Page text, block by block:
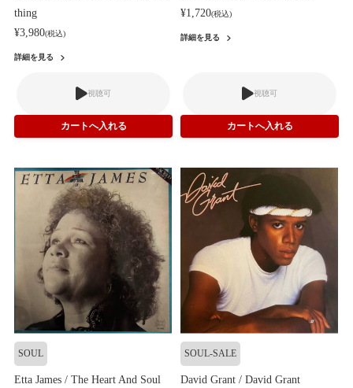
thing
¥3,980(税込)
詳細を見る
視聴可
¥1,720(税込)
詳細を見る
視聴可
SOUL
Etta James / The Heart And Soul
SOUL-SALE
David Grant / David Grant